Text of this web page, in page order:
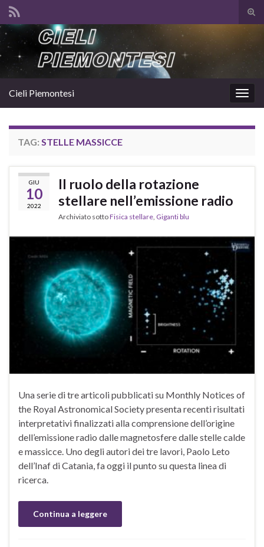
il
Search for:
la
Cieli Piemontesi
TAG: STELLE MASSICCE
GIU
10
2022
Il ruolo della rotazione
stellare nell’emissione radio
Archiviato sottoFisica stellare, Giganti blu
Una serie di tre articoli pubblicati su Monthly Notices of
the Royal Astronomical Society presenta recenti risultati
interpretativi finalizzati alla comprensione dell’origine
dell’emissione radio dalle magnetosfere dalle stelle calde
e massicce. Uno degli autori dei tre lavori, Paolo Leto
dell’Inaf di Catania, fa oggi il punto su questa linea di
ricerca.
Continua a leggere